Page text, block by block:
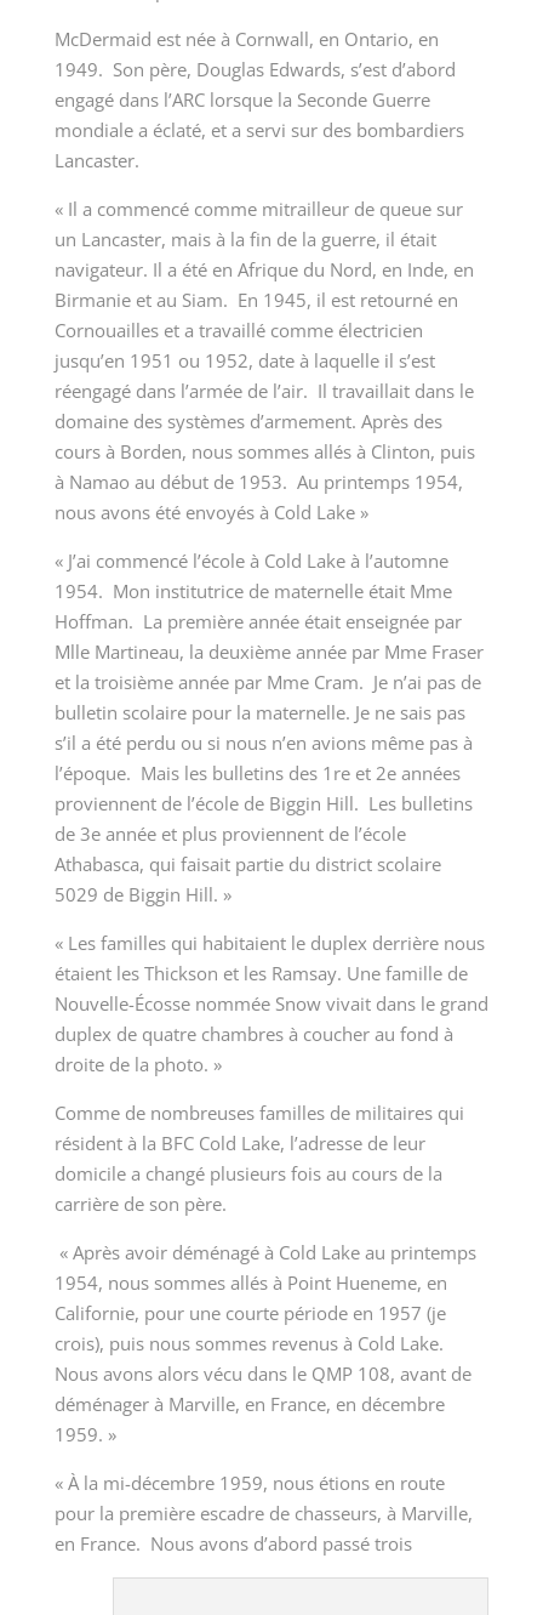
McDermaid est née à Cornwall, en Ontario, en
1949. Son père, Douglas Edwards, s’est d’abord
engagé dans l’ARC lorsque la Seconde Guerre
mondiale a éclaté, et a servi sur des bombardiers
Lancaster.
« Il a commencé comme mitrailleur de queue sur
un Lancaster, mais à la fin de la guerre, il était
navigateur. Il a été en Afrique du Nord, en Inde, en
Birmanie et au Siam. En 1945, il est retourné en
Cornouailles et a travaillé comme électricien
jusqu’en 1951 ou 1952, date à laquelle il s’est
réengagé dans l’armée de l’air. Il travaillait dans le
domaine des systèmes d’armement. Après des
cours à Borden, nous sommes allés à Clinton, puis
à Namao au début de 1953. Au printemps 1954,
nous avons été envoyés à Cold Lake »
« J’ai commencé l’école à Cold Lake à l’automne
1954. Mon institutrice de maternelle était Mme
Hoffman. La première année était enseignée par
Mlle Martineau, la deuxième année par Mme Fraser
et la troisième année par Mme Cram. Je n’ai pas de
bulletin scolaire pour la maternelle. Je ne sais pas
s’il a été perdu ou si nous n’en avions même pas à
l’époque. Mais les bulletins des 1re et 2e années
proviennent de l’école de Biggin Hill. Les bulletins
de 3e année et plus proviennent de l’école
Athabasca, qui faisait partie du district scolaire
5029 de Biggin Hill. »
« Les familles qui habitaient le duplex derrière nous
étaient les Thickson et les Ramsay. Une famille de
Nouvelle-Écosse nommée Snow vivait dans le grand
duplex de quatre chambres à coucher au fond à
droite de la photo. »
Comme de nombreuses familles de militaires qui
résident à la BFC Cold Lake, l’adresse de leur
domicile a changé plusieurs fois au cours de la
carrière de son père.
« Après avoir déménagé à Cold Lake au printemps
1954, nous sommes allés à Point Hueneme, en
Californie, pour une courte période en 1957 (je
crois), puis nous sommes revenus à Cold Lake.
Nous avons alors vécu dans le QMP 108, avant de
déménager à Marville, en France, en décembre
1959. »
« À la mi-décembre 1959, nous étions en route
pour la première escadre de chasseurs, à Marville,
en France. Nous avons d’abord passé trois